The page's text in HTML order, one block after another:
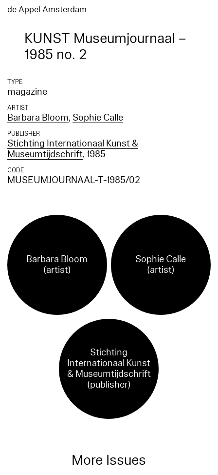
de Appel Amsterdam
KUNST Museumjournaal –
1985 no. 2
TYPE
magazine
ARTIST
Barbara Bloom, Sophie Calle
PUBLISHER
Stichting Internationaal Kunst &
Museumtijdschrift, 1985
CODE
MUSEUMJOURNAAL-T-1985/02
Barbara Bloom
(artist)
Sophie Calle
(artist)
Stichting
Internationaal Kunst
& Museumtijdschrift
(publisher)
More Issues